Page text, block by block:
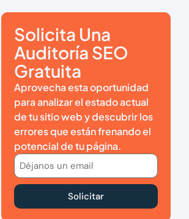
Solicita Una
Auditoría SEO
Gratuita
Aprovecha esta oportunidad
para analizar el estado actual
de tu sitio web y descubrir los
errores que están frenando el
potencial de tu página.
Solicitar